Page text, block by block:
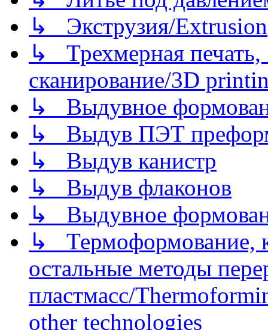
↳ Экструзия/Extrusion
↳ Трехмерная
сканирование/3D
↳ Выдувное
↳ Выдув ПЭТ
↳ Выдув канистр
↳ Выдув флаконов
↳ Выдувное
↳ Термоформование,
остальные методы
пластмасс/
other technologies